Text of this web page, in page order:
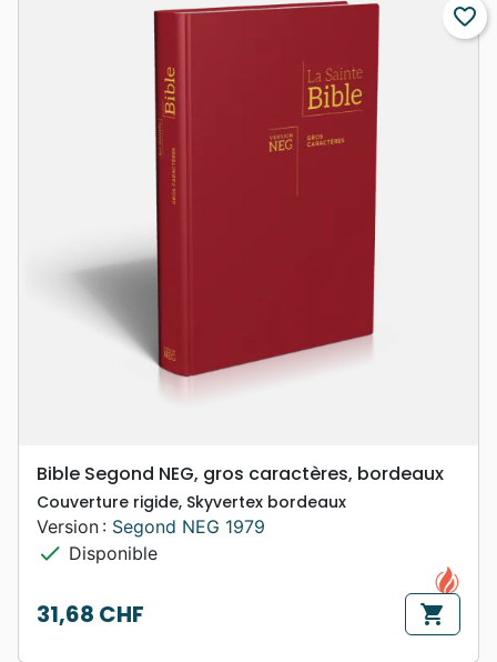
favorite_border
Bible Segond NEG, gros caractères, bordeaux
Couverture rigide, Skyvertex bordeaux
Version : Segond NEG 1979
check Disponible
Prix
31,68 CHF shopping_cart